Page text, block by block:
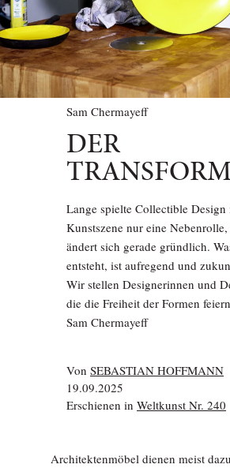
Sam Chermayeff
DER
Lange spielte Collectible Design
Kunstszene nur eine
ändert sich gerade gründlich.
entsteht, ist aufregend und
Wir stellen Designerinnen und
die die Freiheit der Formen
Sam Chermayeff
Von SEBASTIAN HOFFMANN
19.09.2025
Erschienen in Weltkunst Nr. 240
Architektenmöbel dienen meist